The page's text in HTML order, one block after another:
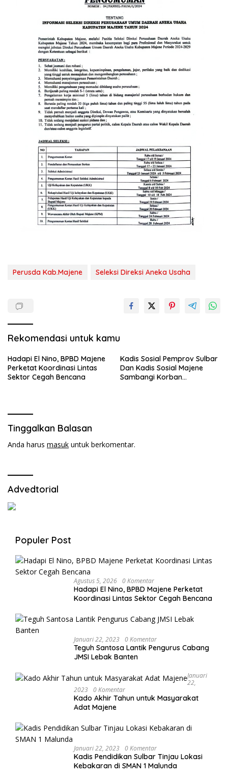
Perusda Kab.Majene Seleksi Direksi Aneka Usaha
Rekomendasi untuk kamu
Hadapi El Nino, BPBD Majene
Perketat Koordinasi Lintas
Sektor Cegah Bencana
Kadis Sosial Pemprov Sulbar
Dan Kadis Sosial Majene
Sambangi Korban
Tinggalkan Balasan
Anda harus masuk untuk berkomentar.
Advedtorial
Populer Post
Agustus 5, 2026 0 Komentar
Hadapi El Nino, BPBD Majene Perketat
Koordinasi Lintas Sektor Cegah Bencana
Januari 22, 2023 0 Komentar
Teguh Santosa Lantik Pengurus Cabang
JMSI Lebak Banten
Januari
22,
2023 0 Komentar
Kado Akhir Tahun untuk Masyarakat
Adat Majene
Januari 22, 2023 0 Komentar
Kadis Pendidikan Sulbar Tinjau Lokasi
Kebakaran di SMAN 1 Malunda